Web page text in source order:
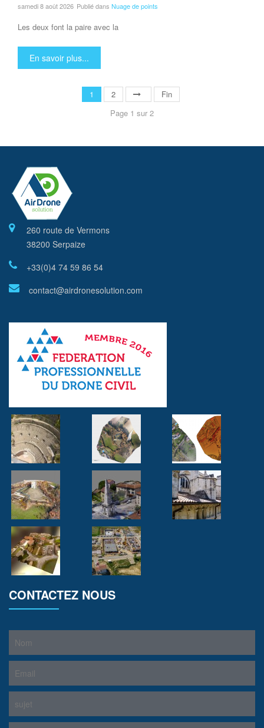
samedi 8 août 2026 Publié dans Nuage de points
Les deux font la paire avec la
En savoir plus...
1 2
Fin
Page 1 sur 2
260 route de Vermons
38200 Serpaize
+33(0)4 74 59 86 54
contact@airdronesolution.com
CONTACTEZ NOUS